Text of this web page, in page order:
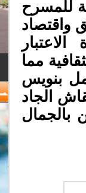
للمسرح
واقتصاد
مما
بنويس
الجاد